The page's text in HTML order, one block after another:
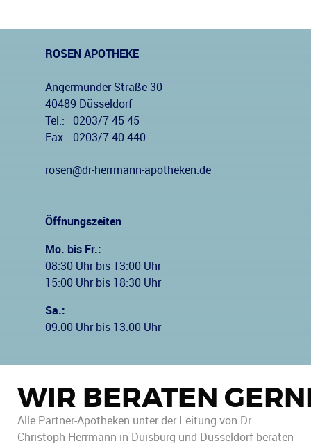
ROSEN APOTHEKE
Angermunder Straße 30
40489 Düsseldorf
Tel.:
0203/7 45 45
Fax:
0203/7 40 440
rosen@dr-herrmann-apotheken.de
Öffnungszeiten
Mo. bis Fr.:
08:30 Uhr bis 13:00 Uhr
15:00 Uhr bis 18:30 Uhr
Sa.:
09:00 Uhr bis 13:00 Uhr
WIR BERATEN
Alle Partner-Apotheken unter der Leitung von Dr.
Christoph Herrmann in Duisburg und Düsseldorf beraten